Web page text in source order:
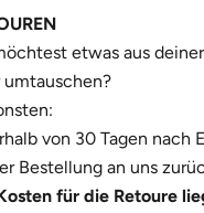
etwas aus
umtauschen?
von 30 Tagen nach
Bestellung an uns
für die Retoure